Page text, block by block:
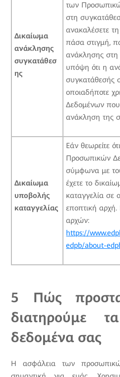
Δικαίωμα
ανάκλησης
συγκατάθεσ
ης
των
στη
ανακαλέσετε
πάσα στιγμή,
ανάκλησης
υπόψη ότι η
συγκατάθεσής
οποιαδήποτε
Δεδομένων που
ανάκληση της
Δικαίωμα
υποβολής
καταγγελίας
Εάν θεωρείτε
Προσωπικών
σύμφωνα με
έχετε το
καταγγελία σε
εποπτική
αρχών:
https://
edpb/about-
5 Πώς
διατηρούμε
δεδομένα σας
Η ασφάλεια των